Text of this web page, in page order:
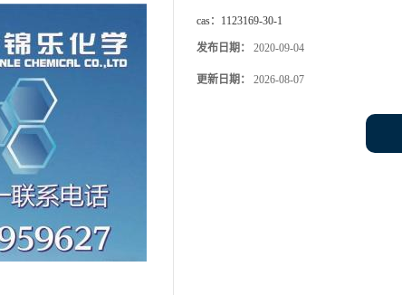
cas： 1123169-30-1
发布日期： 2020-09-04
更新日期： 2026-08-07